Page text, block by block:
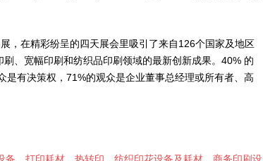
，在精彩纷呈的四天展会里吸引了来自126个国家及地区
、宽幅印刷和纺织品印刷领域的最新创新成果。40% 的
是有决策权，71%的观众是企业董事总经理或所有者、高